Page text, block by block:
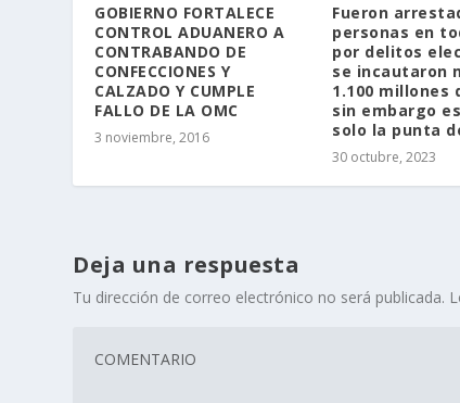
GOBIERNO FORTALECE
CONTROL ADUANERO A
CONTRABANDO DE
CONFECCIONES Y
CALZADO Y CUMPLE
FALLO DE LA OMC
3 noviembre, 2016
Fueron
personas en
por delitos
se incautaron
1.100 millones
sin embargo
solo la punta
30 octubre, 2023
Deja una respuesta
Tu dirección de correo electrónico no será publicada.